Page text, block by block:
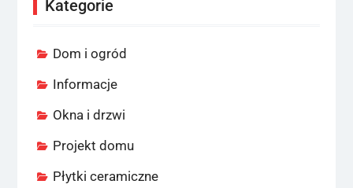
Kategorie
Dom i ogród
Informacje
Okna i drzwi
Projekt domu
Płytki ceramiczne